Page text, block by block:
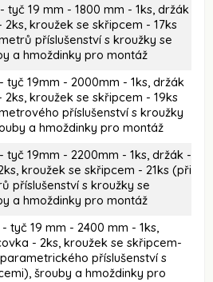
- tyč 19 mm - 1800 mm - 1ks, držák
kroužek se skřipcem - 17ks
příslušenství s kroužky se
a hmoždinky pro montáž
- tyč 19mm - 2000mm - 1ks, držák
2ks, kroužek se skřipcem - 19ks
příslušenství s kroužky
a hmoždinky pro montáž
- tyč 19mm - 2200mm - 1ks, držák -
kroužek se skřipcem - 21ks (při
příslušenství s kroužky se
a hmoždinky pro montáž
- tyč 19 mm - 2400 mm - 1ks,
- 2ks, kroužek se skřipcem-
příslušenství s
šrouby a hmoždinky pro